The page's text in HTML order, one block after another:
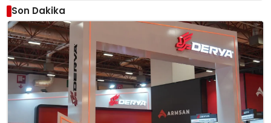
Son Dakika